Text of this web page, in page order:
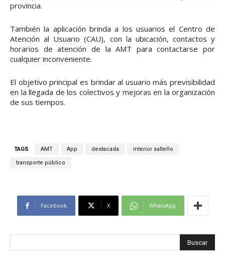
provincia.
También la aplicación brinda a los usuarios el Centro de
Atención al Usuario (CAU), con la ubicación, contactos y
horarios de atención de la AMT para contactarse por
cualquier inconveniente.
El objetivo principal es brindar al usuario más previsibilidad
en la llegada de los colectivos y mejoras en la organización
de sus tiempos.
TAGS AMT App destacada interior salteño
transporte público
Facebook X WhatsApp